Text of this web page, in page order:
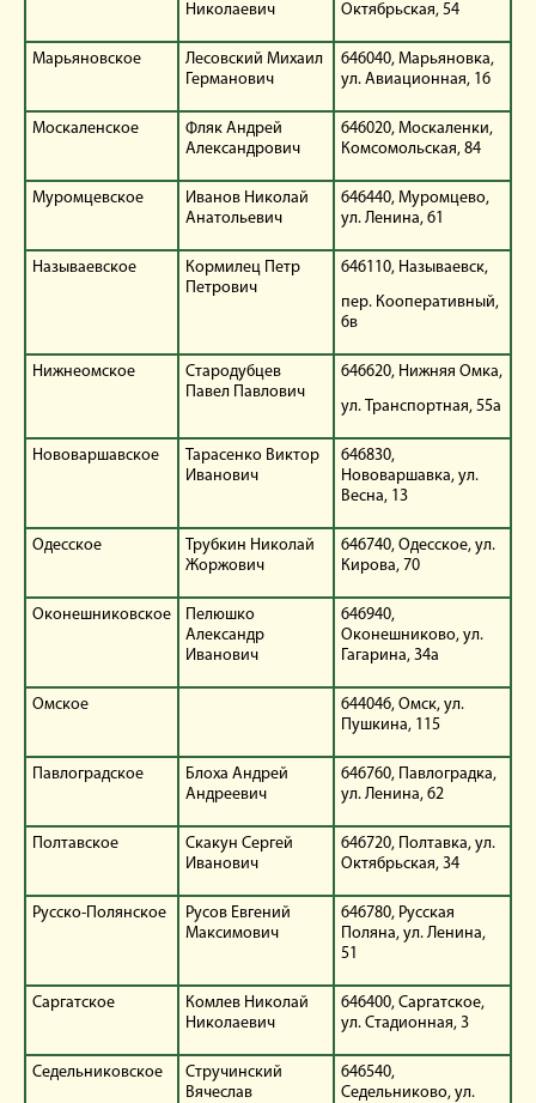
Николаевич
Октябрьская, 54
Марьяновское
Лесовский Михаил
Германович
646040, Марьяновка,
ул. Авиационная, 16
Москаленское
Фляк Андрей
Александрович
646020, Москаленки,
Комсомольская, 84
Муромцевское
Иванов Николай
Анатольевич
646440, Муромцево,
ул. Ленина, 61
Называевское
Кормилец Петр
Петрович
646110, Называевск,
пер. Кооперативный,
6в
Нижнеомское
Стародубцев
Павел Павлович
646620, Нижняя Омка,
ул. Транспортная, 55а
Нововаршавское
Тарасенко Виктор
Иванович
646830,
Нововаршавка, ул.
Весна, 13
Одесское
Трубкин Николай
Жоржович
646740, Одесское, ул.
Кирова, 70
Оконешниковское
Пелюшко
Александр
Иванович
646940,
Оконешниково, ул.
Гагарина, 34а
Омское
644046, Омск, ул.
Пушкина, 115
Павлоградское
Блоха Андрей
Андреевич
646760, Павлоградка,
ул. Ленина, 62
Полтавское
Скакун Сергей
Иванович
646720, Полтавка, ул.
Октябрьская, 34
Русско-Полянское
Русов Евгений
Максимович
646780, Русская
Поляна, ул. Ленина,
51
Саргатское
Комлев Николай
Николаевич
646400, Саргатское,
ул. Стадионная, 3
Седельниковское
Стручинский
Вячеслав
646540,
Седельниково, ул.